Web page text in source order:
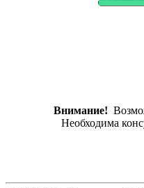
Внимание!
Необходима